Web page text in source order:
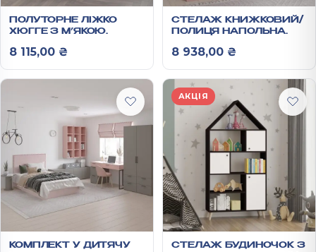
ПОЛУТОРНЕ ЛІЖКО
ХЮГГЕ З М’ЯКОЮ
ОРТОПЕДИЧНИМИ
900*1250*2056 ММ
8 115,00 ₴
СТЕЛАЖ КНИЖКОВИЙ/
ПОЛИЦЯ НАПОЛЬНА
АНХЕЛЬ
8 938,00 ₴
КОМПЛЕКТ У ДИТЯЧУ
АКЦІЯ
СТЕЛАЖ БУДИНОЧОК З